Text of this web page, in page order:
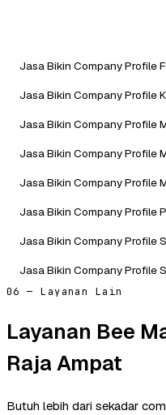
Jasa Bikin Company Profile
Jasa Bikin Company Profile
Jasa Bikin Company Profile
Jasa Bikin Company Profile
Jasa Bikin Company Profile
Jasa Bikin Company Profile
Jasa Bikin Company Profile
Jasa Bikin Company Profile
06 — Layanan Lain
Layanan Bee
Raja Ampat
Butuh lebih dari sekadar